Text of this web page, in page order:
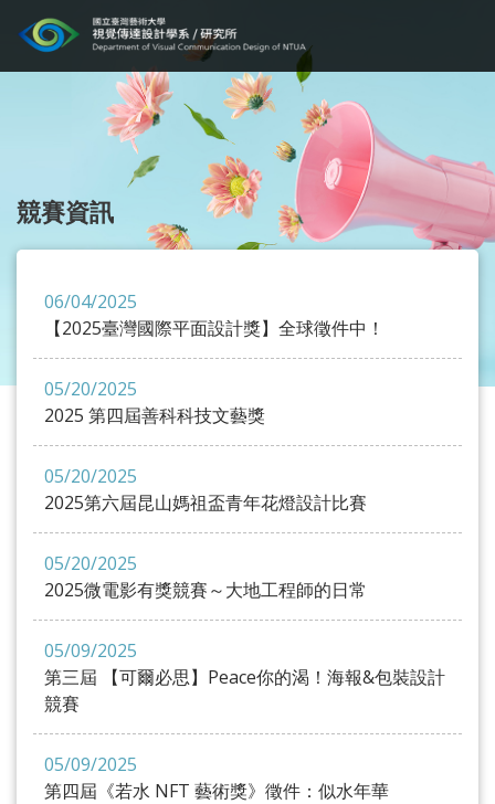
競賽資訊
06/04/2025
【2025臺灣國際平面設計獎】全球徵件中！
05/20/2025
2025 第四屆善科科技文藝獎
05/20/2025
2025第六屆昆山媽祖盃青年花燈設計比賽
05/20/2025
2025微電影有獎競賽～大地工程師的日常
05/09/2025
第三屆 【可爾必思】Peace你的渴！海報&包裝設計
競賽
05/09/2025
第四屆《若水 NFT 藝術獎》徵件：似水年華